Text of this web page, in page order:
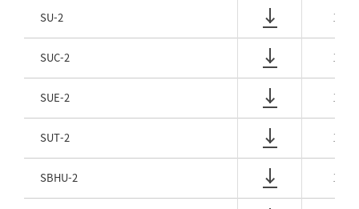
SU-2 1/8
SUC-2 1/8
SUE-2 1/8
SUT-2 1/8
SBHU-2 1/8